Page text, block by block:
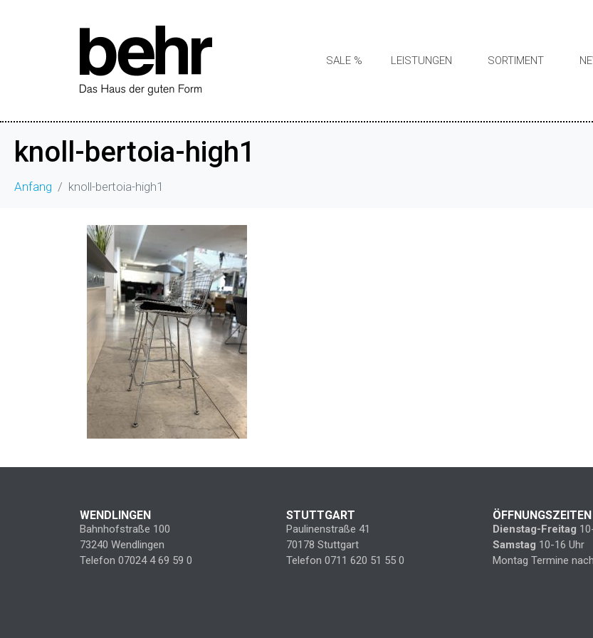
SALE % LEISTUNGEN SORTIMENT
knoll-bertoia-high1
Anfang knoll-bertoia-high1
WENDLINGEN
Bahnhofstraße 100
73240 Wendlingen
Telefon 07024 4 69 59 0
STUTTGART
Paulinenstraße 41
70178 Stuttgart
Telefon 0711 620 51 55 0
ÖFFNUNGSZEITEN
Dienstag-Freitag
Samstag 10-16 Uhr
Montag Termine